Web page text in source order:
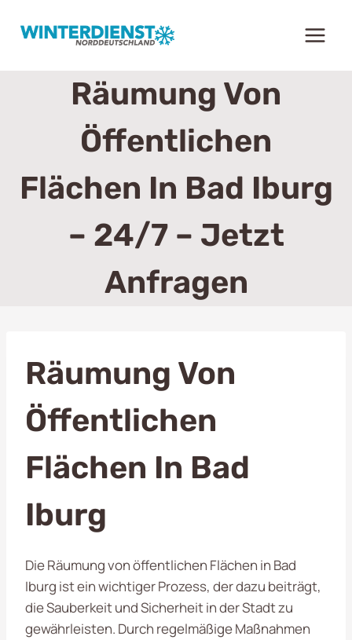
Inhalt
Räumung Von
Öffentlichen
Flächen In Bad Iburg
– 24/7 – Jetzt
Anfragen
Räumung Von
Öffentlichen
Flächen In Bad
Iburg
Die Räumung von öffentlichen Flächen in Bad
Iburg ist ein wichtiger Prozess, der dazu beiträgt,
die Sauberkeit und Sicherheit in der Stadt zu
gewährleisten. Durch regelmäßige Maßnahmen